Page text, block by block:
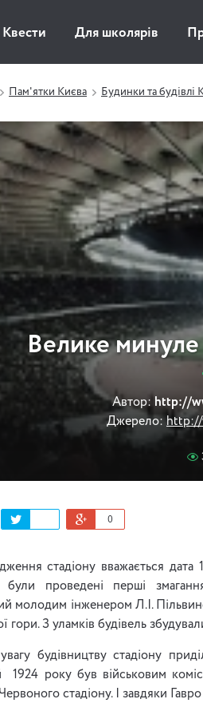
Квести Для школярів
Пам'ятки Києва Будинки та будівлі
Велике
Автор: http://
Джерело: http://
0
стадіону вважається
були проведені перші
молодим інженером Л.І.
гори. З уламків будівель
будівництву стадіону
1924 року був військовим
стадіону. І завдяки